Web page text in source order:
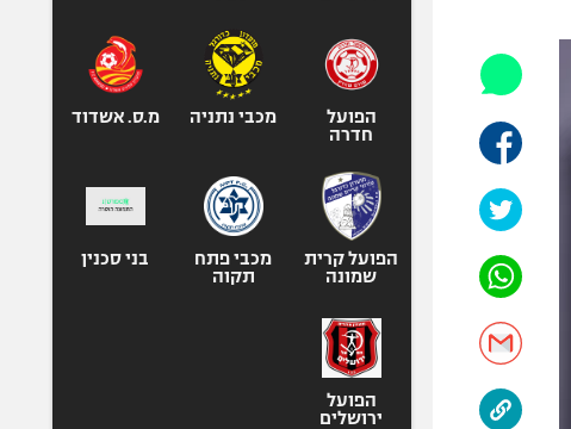
אופניים
ספורט מוטורי
כדורמים
בייסבול MLB
ספורט אתגרי
אומנויות לחימה
הפועל
חדרה
מכבי נתניה מ.ס. אשדוד
הפועל קרית
שמונה
מכבי פתח
תקוה
בני סכנין
הפועל
ירושלים